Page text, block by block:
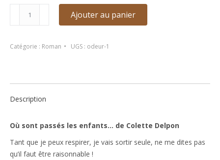
sont
Colette
Ajouter au panier
Catégorie : Roman UGS : odeur-1
Description
Où sont passés les enfants… de Colette Delpon
Tant que je peux respirer, je vais sortir seule, ne me dites pas
qu’il faut être raisonnable !